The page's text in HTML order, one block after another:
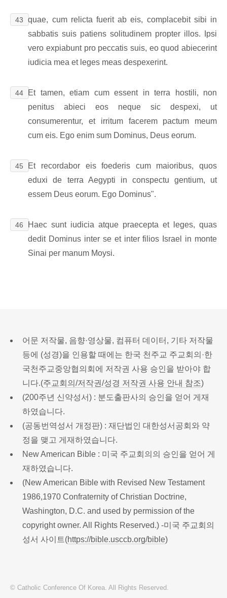
43
quae, cum relicta fuerit ab eis, complacebit sibi in
sabbatis suis patiens solitudinem propter illos. Ipsi
vero expiabunt pro peccatis suis, eo quod abiecerint
iudicia mea et leges meas despexerint.
44
Et tamen, etiam cum essent in terra hostili, non
penitus abieci eos neque sic despexi, ut
consumerentur, et irritum facerem pactum meum
cum eis. Ego enim sum Dominus, Deus eorum.
45
Et recordabor eis foederis cum maioribus, quos
eduxi de terra Aegypti in conspectu gentium, ut
essem Deus eorum. Ego Dominus".
46
Haec sunt iudicia atque praecepta et leges, quas
dedit Dominus inter se et inter filios Israel in monte
Sinai per manum Moysi.
어문 저작물, 음향·영상물, 컴퓨터 데이터, 기타 저작물
등에 (성경)을 인용할 때에는 한국 천주교 주교회의·한
국천주교중앙협의회에 저작권 사용 승인을 받아야 합
니다.(주교회의/저작권/성경 저작권 사용 안내 참조)
(200주년 신약성서) : 분도출판사의 승인을 얻어 게재
하였습니다.
(공동번역성서 개정판) : 재단법인 대한성서공회와 약
정을 맺고 게재하였습니다.
New American Bible : 미국 주교회의의 승인을 얻어 게
재하였습니다.
(New American Bible with Revised New Testament
1986,1970 Confraternity of Christian Doctrine,
Washington, D.C. and used by permission of the
copyright owner. All Rights Reserved.) -미국 주교회의
성서 사이트(https://bible.usccb.org/bible)
© Catholic Conference Of Korea. All Rights Reserved.